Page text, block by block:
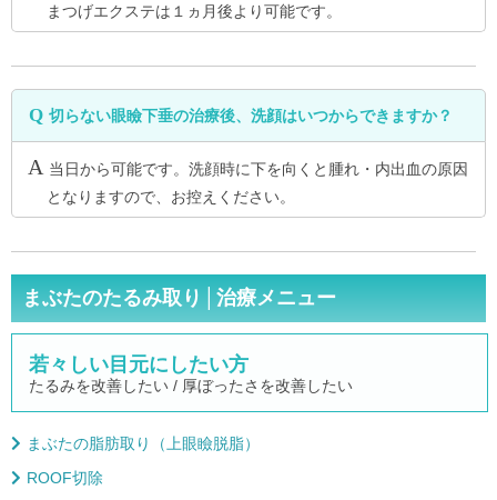
まつげエクステは１ヵ月後より可能です。
切らない眼瞼下垂の治療後、洗顔はいつからできますか？
当日から可能です。洗顔時に下を向くと腫れ・内出血の原因
となりますので、お控えください。
まぶたのたるみ取り│治療メニュー
若々しい目元にしたい方
たるみを改善したい / 厚ぼったさを改善したい
まぶたの脂肪取り（上眼瞼脱脂）
ROOF切除